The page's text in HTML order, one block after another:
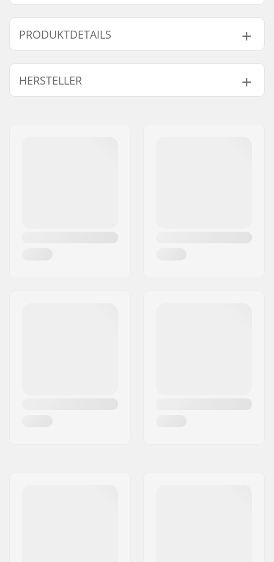
PRODUKTDETAILS
Kugellager-Präzision:
Nicht angegeben
Kugellagertyp:
Schmiermittel:
Schmierfett
HERSTELLER